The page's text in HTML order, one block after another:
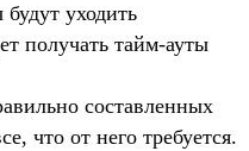
уходить
получать тайм-ауты
составленных
что от него требуется.